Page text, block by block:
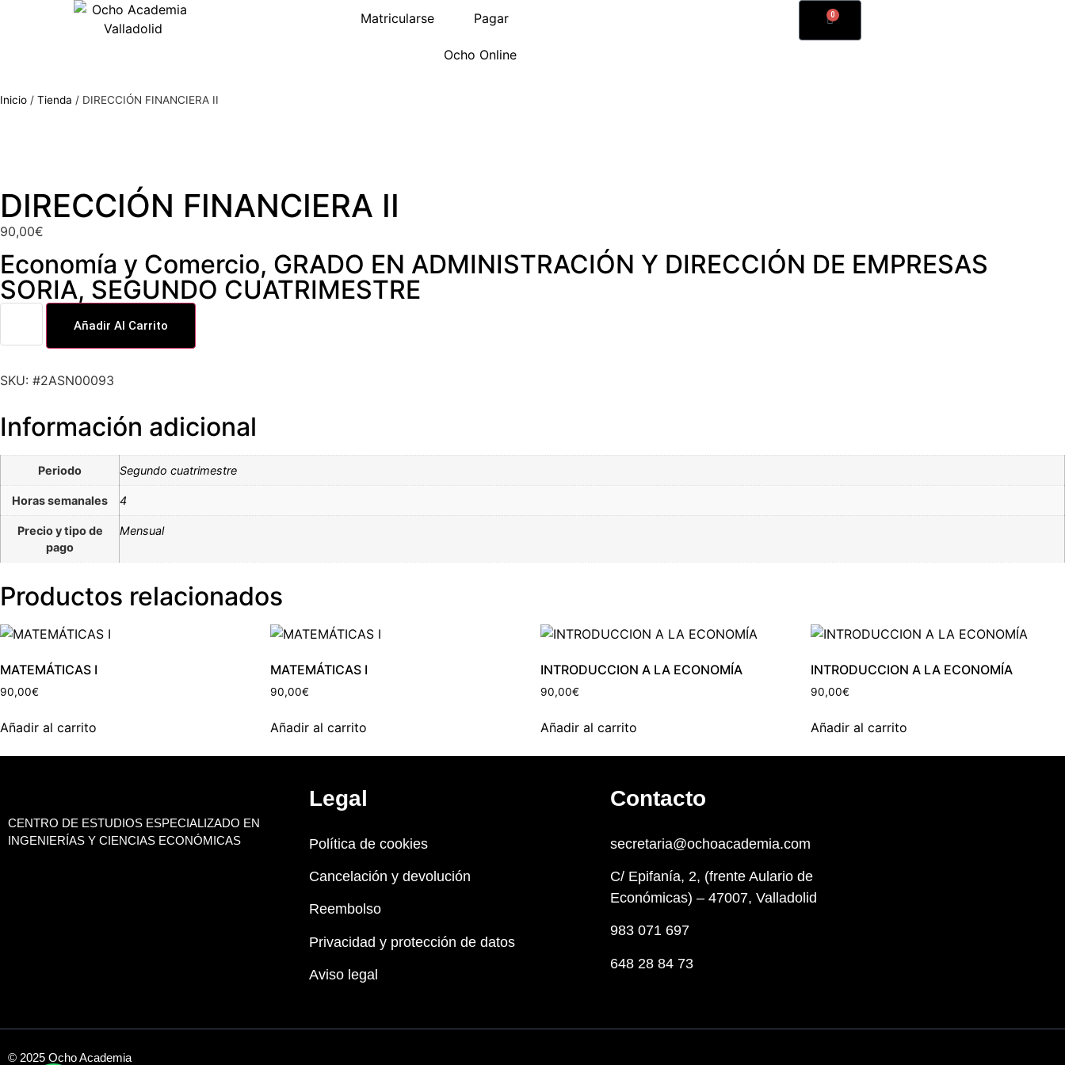
Matricularse Pagar
Ocho Online
0
Inicio / Tienda / DIRECCIÓN FINANCIERA II
DIRECCIÓN FINANCIERA II
90,00€
Economía y Comercio, GRADO EN ADMINISTRACIÓN Y DIRECCIÓN DE EMPRESAS
SORIA, SEGUNDO CUATRIMESTRE
Añadir Al Carrito
SKU: #2ASN00093
Información adicional
Periodo Segundo cuatrimestre
Horas semanales 4
Precio y tipo de
pago
Mensual
Productos relacionados
MATEMÁTICAS I
90,00€
Añadir al carrito
MATEMÁTICAS I
90,00€
Añadir al carrito
INTRODUCCION A LA ECONOMÍA
90,00€
Añadir al carrito
INTRODUCCION A LA ECONOMÍA
90,00€
Añadir al carrito
CENTRO DE ESTUDIOS ESPECIALIZADO EN
INGENIERÍAS Y CIENCIAS ECONÓMICAS
Legal
Política de cookies
Cancelación y devolución
Reembolso
Privacidad y protección de datos
Aviso legal
Contacto
secretaria@ochoacademia.com
C/ Epifanía, 2, (frente Aulario de
Económicas) – 47007, Valladolid
983 071 697
648 28 84 73
© 2025 Ocho Academia